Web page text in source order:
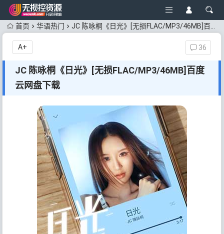
首页 华语热门 JC 陈咏桐《日光》[无损FLAC/MP3/46MB]百度云网盘下载
JC 陈咏桐《日光》[无损FLAC/MP3/46MB]百度
云网盘下载
36
A+